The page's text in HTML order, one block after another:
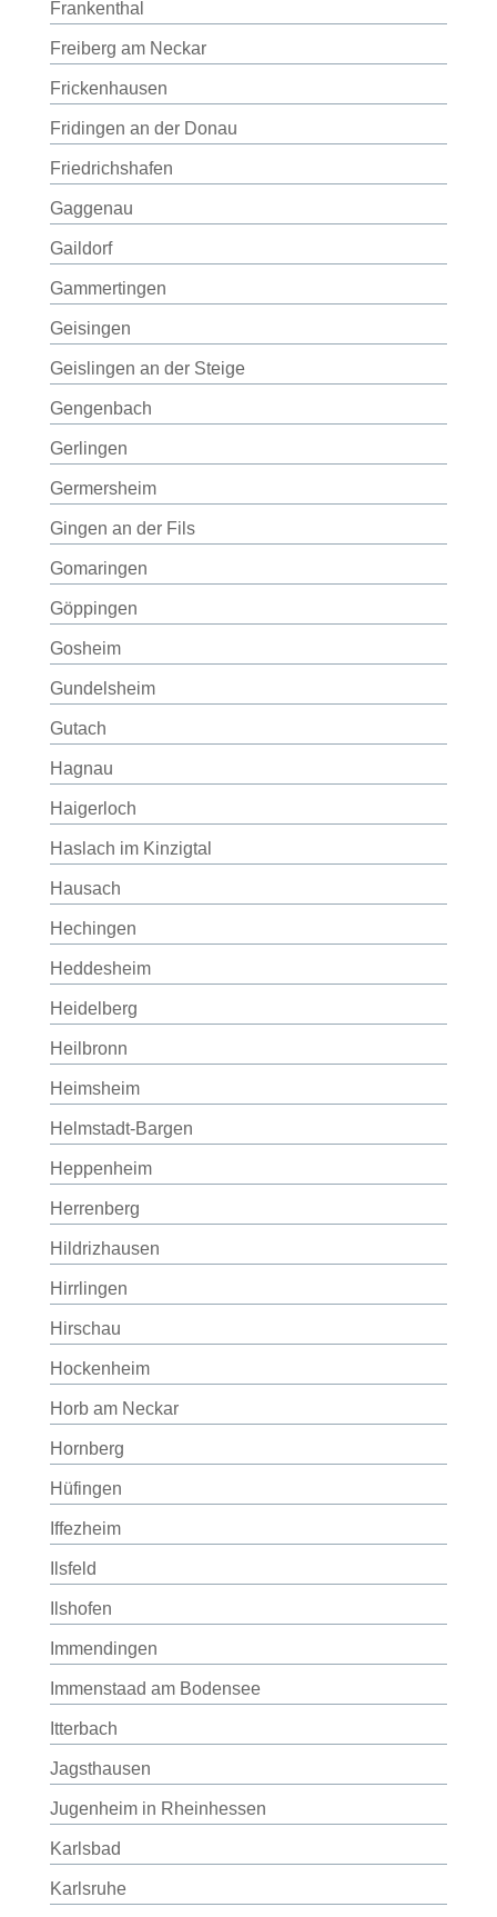
Frankenthal
Freiberg am Neckar
Frickenhausen
Fridingen an der Donau
Friedrichshafen
Gaggenau
Gaildorf
Gammertingen
Geisingen
Geislingen an der Steige
Gengenbach
Gerlingen
Germersheim
Gingen an der Fils
Gomaringen
Göppingen
Gosheim
Gundelsheim
Gutach
Hagnau
Haigerloch
Haslach im Kinzigtal
Hausach
Hechingen
Heddesheim
Heidelberg
Heilbronn
Heimsheim
Helmstadt-Bargen
Heppenheim
Herrenberg
Hildrizhausen
Hirrlingen
Hirschau
Hockenheim
Horb am Neckar
Hornberg
Hüfingen
Iffezheim
Ilsfeld
Ilshofen
Immendingen
Immenstaad am Bodensee
Itterbach
Jagsthausen
Jugenheim in Rheinhessen
Karlsbad
Karlsruhe